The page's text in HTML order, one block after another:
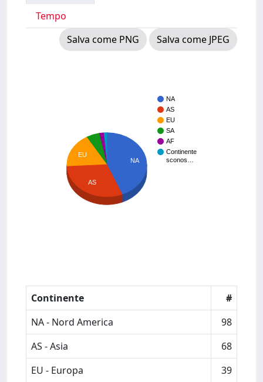
Tempo
Salva come PNG
Salva come JPEG
NA
AS
EU
SA
AF
Continente
sconos…
NA
EU
AS
Continente
#
NA - Nord America
98
AS - Asia
68
EU - Europa
39